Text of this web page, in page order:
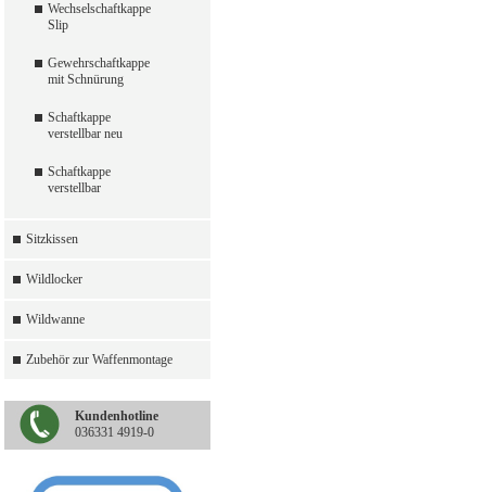
Wechselschaftkappe
Slip
Gewehrschaftkappe
mit Schnürung
Schaftkappe
verstellbar neu
Schaftkappe
verstellbar
Sitzkissen
Wildlocker
Wildwanne
Zubehör zur Waffenmontage
Kundenhotline
036331 4919-0